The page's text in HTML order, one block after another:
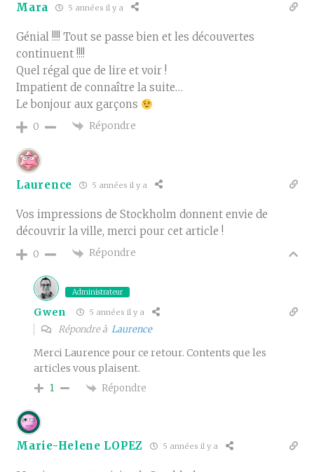
Mara 5 années il y a
Génial !!!! Tout se passe bien et les découvertes
continuent !!!!
Quel régal que de lire et voir !
Impatient de connaître la suite…
Le bonjour aux garçons
0 Répondre
Laurence 5 années il y a
Vos impressions de Stockholm donnent envie de
découvrir la ville, merci pour cet article !
0 Répondre
Administrateur
Gwen 5 années il y a
Répondre àLaurence
Merci Laurence pour ce retour. Contents que les
articles vous plaisent.
1 Répondre
Marie-Helene LOPEZ 5 années il y a